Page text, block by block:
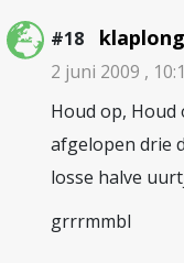
#18 klaplong
2 juni 2009 ,
Houd op, Houd
afgelopen drie
losse halve
grrrmmbl